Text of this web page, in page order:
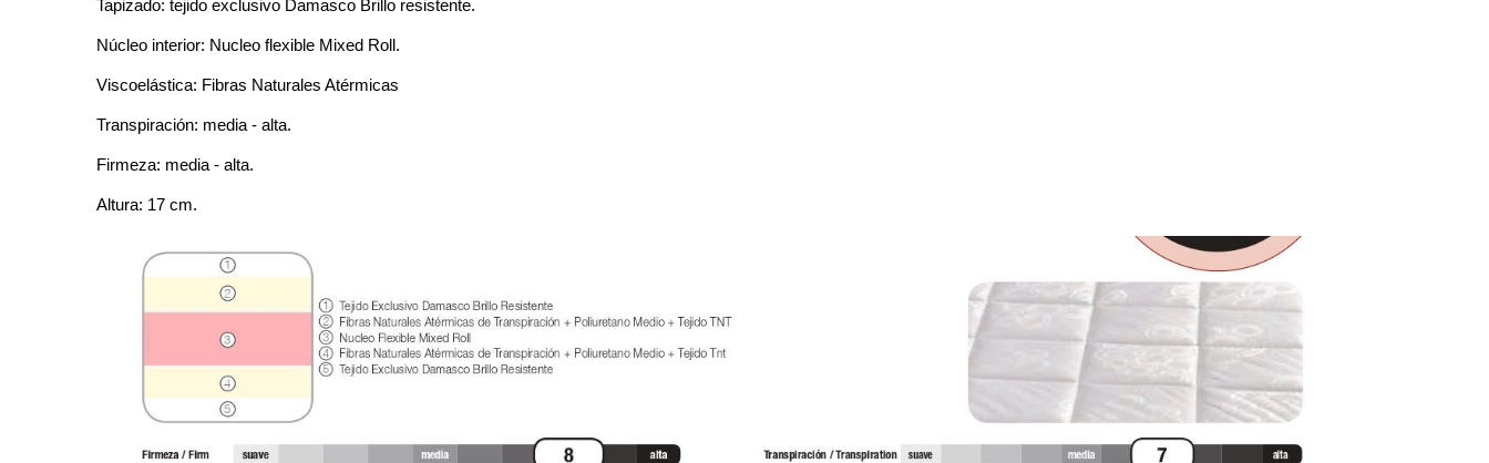
Tapizado: tejido exclusivo Damasco Brillo resistente.
Núcleo interior: Nucleo flexible Mixed Roll.
Viscoelástica: Fibras Naturales Atérmicas
Transpiración: media - alta.
Firmeza: media - alta.
Altura: 17 cm.